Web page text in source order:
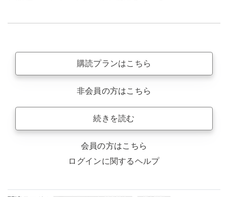
購読プランはこちら
非会員の方はこちら
続きを読む
会員の方はこちら
ログインに関するヘルプ